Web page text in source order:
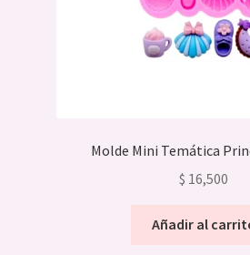
Molde Mini Temática
$ 16,500
Añadir al